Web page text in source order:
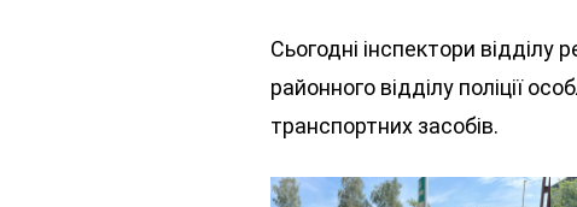
Сьогодні інспектори відділу
районного відділу поліції
транспортних засобів.